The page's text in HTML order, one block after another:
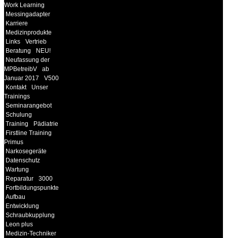
Work Learning
Messingadapter
Karriere
Medizinprodukte
Links
Vertrieb
Beratung
NEU!
Neufassung der
MPBetreibV
ab
Januar 2017
V500
Kontakt
Unser
Trainings
Seminarangebot
Schulung
Training
Pädiatrie
Firstline Training
Primus
Narkosegeräte
Datenschutz
Wartung
Reparatur
3000
Fortbildungspunkte
Aufbau
Entwicklung
Schraubkupplung
Leon plus
Medizin-Techniker